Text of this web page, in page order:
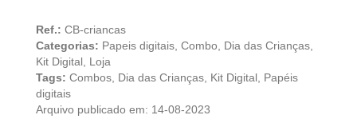
Ref.: CB-criancas
Categorias: Papeis digitais, Combo, Dia das Crianças,
Kit Digital, Loja
Tags: Combos, Dia das Crianças, Kit Digital, Papéis
digitais
Arquivo publicado em: 14-08-2023